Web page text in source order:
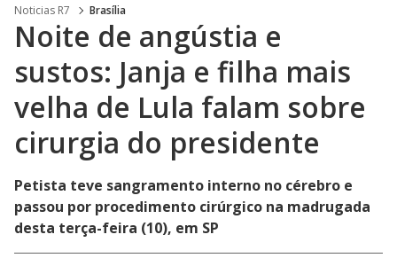
Noticias R7 Brasília
Noite de angústia e
sustos: Janja e filha mais
velha de Lula falam sobre
cirurgia do presidente
Petista teve sangramento interno no cérebro e
passou por procedimento cirúrgico na madrugada
desta terça-feira (10), em SP